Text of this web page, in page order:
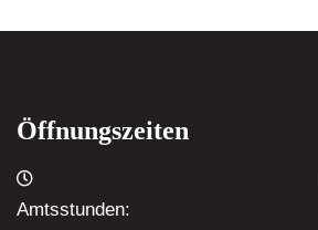
Öffnungszeiten
Amtsstunden: